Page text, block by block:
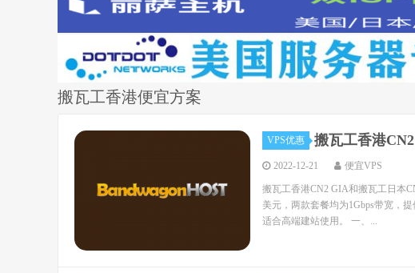
搬瓦工香港便宜方案
VPS优惠 搬瓦工香港
2022-12-21 便宜VPS
搬瓦工香港CN2 GIA和搬瓦工日本
美元，两款套餐均为1Gbps带宽，
适合高端建站使用。 一、...